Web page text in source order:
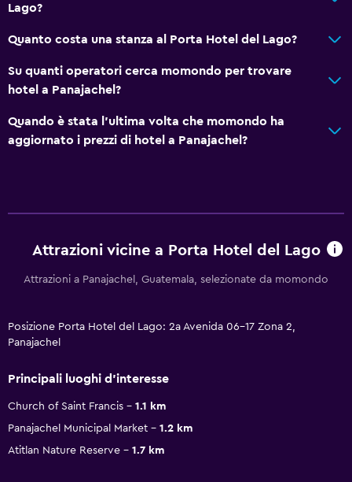
Lago?
Quanto costa una stanza al Porta Hotel del Lago?
Su quanti operatori cerca momondo per trovare
hotel a Panajachel?
Quando è stata l'ultima volta che momondo ha
aggiornato i prezzi di hotel a Panajachel?
Attrazioni vicine a Porta Hotel del Lago
Attrazioni a Panajachel, Guatemala, selezionate da momondo
Posizione Porta Hotel del Lago: 2a Avenida 06-17 Zona 2,
Panajachel
Principali luoghi d'interesse
Church of Saint Francis
1.1 km
Panajachel Municipal Market
1.2 km
Atitlan Nature Reserve
1.7 km